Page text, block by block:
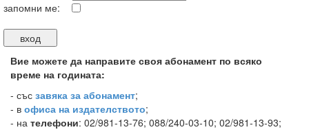
запомни ме:
Вие можете да направите своя абонамент по всяко
време на годината:
- със завяка за абонамент;
- в офиса на издателството;
- на телефони: 02/981-13-76; 088/240-03-10; 02/981-13-93;